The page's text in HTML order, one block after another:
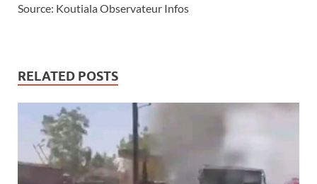
Source: Koutiala Observateur Infos
RELATED POSTS